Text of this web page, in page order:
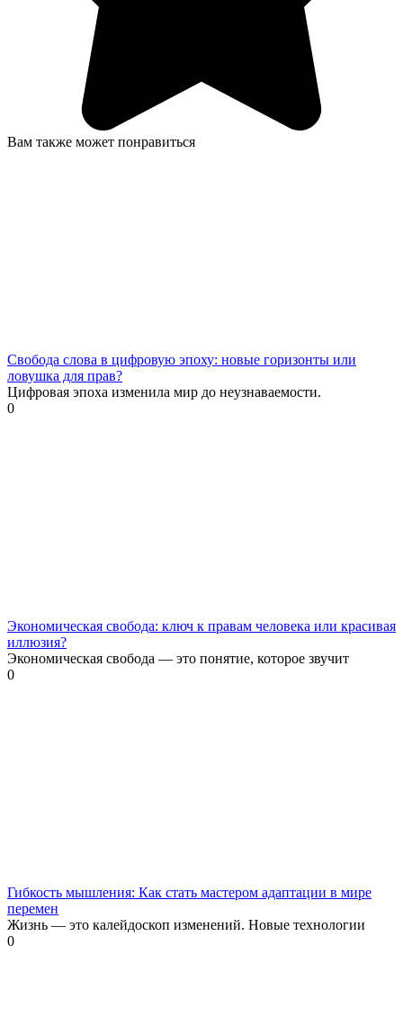
Вам также может понравиться
Свобода слова в цифровую эпоху: новые горизонты или
ловушка для прав?
Цифровая эпоха изменила мир до неузнаваемости.
0
Экономическая свобода: ключ к правам человека или красивая
иллюзия?
Экономическая свобода — это понятие, которое звучит
0
Гибкость мышления: Как стать мастером адаптации в мире
перемен
Жизнь — это калейдоскоп изменений. Новые технологии
0